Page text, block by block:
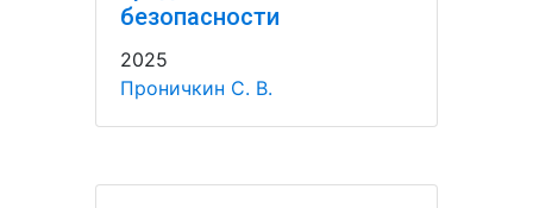
безопасности
2025
Проничкин С. В.